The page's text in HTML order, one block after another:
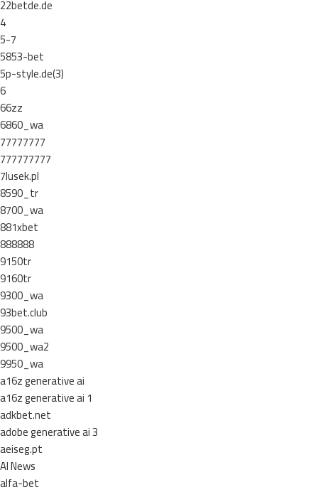
22betde.de
4
5-7
5853-bet
5p-style.de(3)
6
66zz
6860_wa
77777777
777777777
7lusek.pl
8590_tr
8700_wa
881xbet
888888
9150tr
9160tr
9300_wa
93bet.club
9500_wa
9500_wa2
9950_wa
a16z generative ai
a16z generative ai 1
adkbet.net
adobe generative ai 3
aeiseg.pt
AI News
alfa-bet